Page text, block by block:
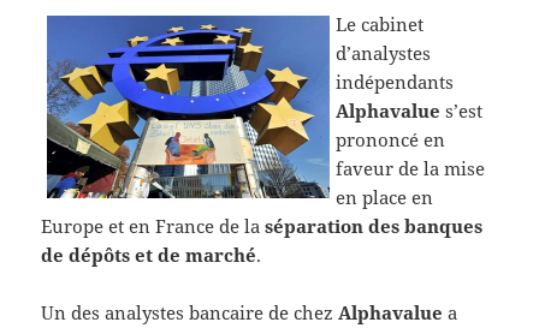
Le cabinet
d’analystes
indépendants
Alphavalue s’est
prononcé en
faveur de la mise
en place en
Europe et en France de laséparation des banques
de dépôts et de marché.
Un des analystes bancaire de chezAlphavalue a